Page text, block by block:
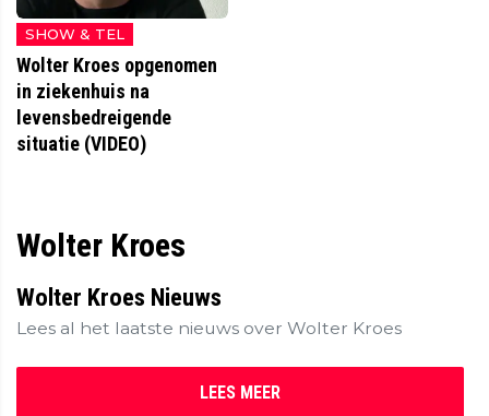
SHOW & TEL
Wolter Kroes opgenomen
in ziekenhuis na
levensbedreigende
situatie (VIDEO)
Wolter Kroes
Wolter Kroes Nieuws
Lees al het laatste nieuws over Wolter Kroes
LEES MEER